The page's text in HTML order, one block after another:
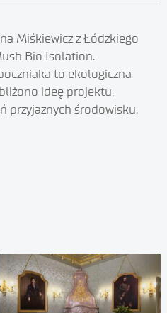
Miśkiewicz z Łódzkiego
Bio Isolation.
to ekologiczna
ideę projektu,
przyjaznych środowisku.